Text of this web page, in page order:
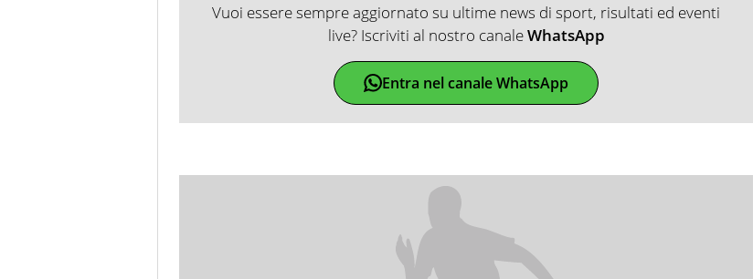
Vuoi essere sempre aggiornato su ultime news di sport, risultati ed eventi
live? Iscriviti al nostro canaleWhatsApp
Entra nel canale WhatsApp